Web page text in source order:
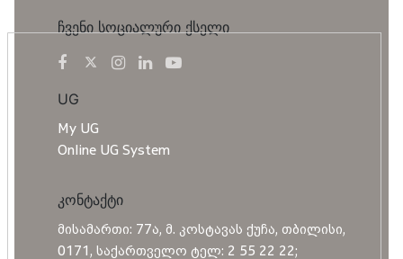
ჩვენი სოციალური ქსელი
UG
My UG
Online UG System
კონტაქტი
მისამართი: 77ა, მ. კოსტავას ქუჩა, თბილისი,
0171, საქართველო ტელ: 2 55 22 22;